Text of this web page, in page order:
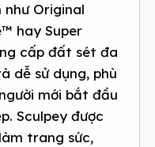
như Original
hay Super
cấp đất sét đa
dễ sử dụng, phù
mới bắt đầu
Sculpey được
trang sức,